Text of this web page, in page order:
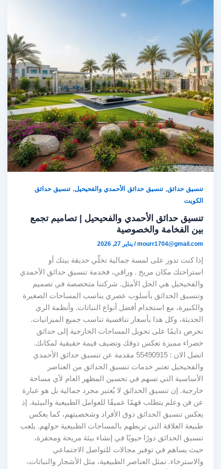
تنسيق حدائق,تنسيق حدائق الأحمدي والفحيحيل,تنسيق حدائق
الكويت
تنسيق حدائق الأحمدي والفحيحيل | تصاميم تجمع
بين الفخامة والخصوصية
mourr1704@gmail.com
/يناير 27, 2026
إذا كنت تدور على لمسة جمالية تخلّي حديقة بيتك أو
استراحتك مكان مريح . وراقي، فخدمة تنسيق حدائق الأحمدي
والفحيحيل هي الحل الأمثل. شركتنا متخصصة في تصميم
وتنسيق الحدائق بأسلوب عصري يناسب المساحات الصغيرة
والكبيرة، مع استخدام أفضل أنواع النباتات. وأنظمة الري
الحديثة، وكل هذا بأسعار تنافسية تناسب جميع الميزانيات.
نحرص دايمًا على تحويل المساحات الخارجية إلى حدائق
خضراء مميزة تعكس ذوقك وتضيف قيمة حقيقية لمكانك.
اتصل الان : 55490915 مقدمة عن تنسيق حدائق الأحمدي
والفحيحيل تعتبر خدمات تنسيق الحدائق من العناصر
الأساسية التي تسهم في تحسين المظهر العام لأي مساحة
خارجية. إن تنسيق الحدائق لا يُعتبر مجرد جمالية بل هو عبارة
عن فن وعلم يتطلب فهمًا عميقًا للعوامل الطبيعية والبيئية. إذ
يعكس تنسيق الحدائق ذوق الأفراد وشخصيتهم، كما يعكس
طبيعة العلاقة التي تربطهم بالمساحات الطبيعية حولهم. يلعب
تنسيق الحدائق دورًا حيويًا في إنشاء بيئة مريحة ومحفزة،
حيث يساهم في توفير مجالات للتواصل الاجتماعي
والاسترخاء. تمثل العناصر الطبيعية، مثل الأشجار والنباتات،